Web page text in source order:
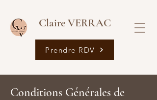
Claire VERRAC
Prendre RDV
Conditions Générales de